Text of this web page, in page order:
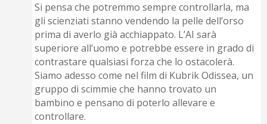
Si pensa che potremmo sempre controllarla, ma
gli scienziati stanno vendendo la pelle dell’orso
prima di averlo già acchiappato. L’AI sarà
superiore all’uomo e potrebbe essere in grado di
contrastare qualsiasi forza che lo ostacolerà.
Siamo adesso come nel film di Kubrik Odissea, un
gruppo di scimmie che hanno trovato un
bambino e pensano di poterlo allevare e
controllare.